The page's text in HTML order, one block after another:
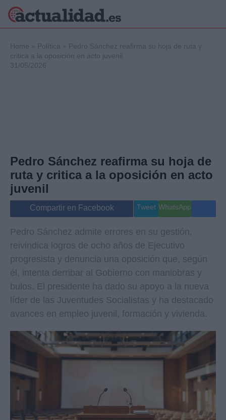
Internacional
Viajes
Gente
Musica
Home » Política » Pedro Sánchez reafirma su hoja de ruta y
critica a la oposición en acto juvenil
31/05/2026
Pedro Sánchez reafirma su hoja de
ruta y critica a la oposición en acto
juvenil
Compartir en Facebook Tweet WhatsApp
Pedro Sánchez admite errores en su gestión,
reivindica logros de ocho años de Ejecutivo
progresista y denuncia una oposición que, según
él, intenta derribar al Gobierno con maniobras y
bulos. El presidente ha dado su apoyo a la nueva
líder de las Juventudes Socialistas y ha destacado
avances en empleo juvenil, formación y vivienda.